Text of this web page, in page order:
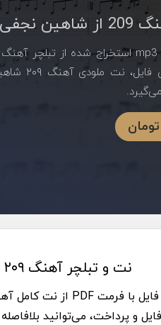
نجفی
نت و تبلچر آهنگ ۲۰۹ شاهین نجفی از آلبوم سیگما
و پرداخت، می‌توانید